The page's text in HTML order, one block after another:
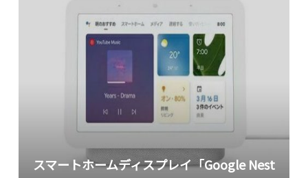
スマートホームディスプレイ「Google Nest